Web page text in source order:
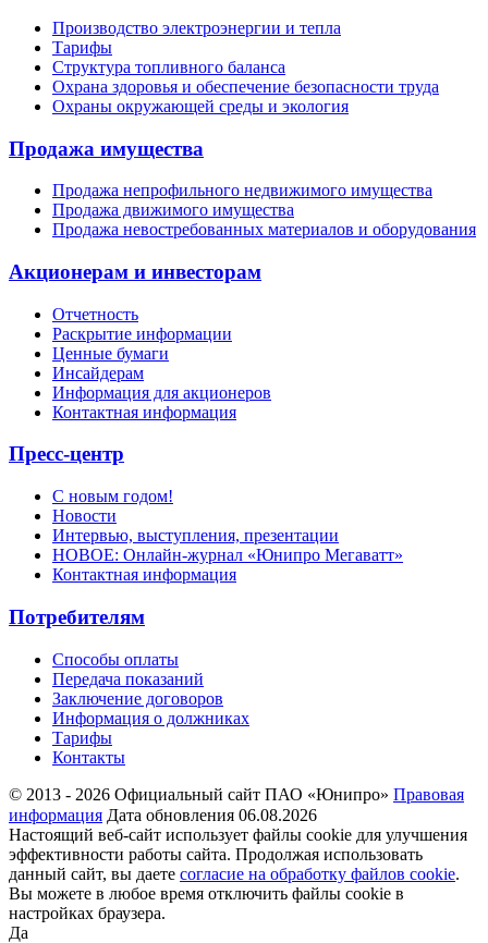
Производство электроэнергии и тепла
Тарифы
Структура топливного баланса
Охрана здоровья и обеспечение безопасности труда
Охраны окружающей среды и экология
Продажа имущества
Продажа непрофильного недвижимого имущества
Продажа движимого имущества
Продажа невостребованных материалов и оборудования
Акционерам и инвесторам
Отчетность
Раскрытие информации
Ценные бумаги
Инсайдерам
Информация для акционеров
Контактная информация
Пресс-центр
С новым годом!
Новости
Интервью, выступления, презентации
НОВОЕ: Онлайн-журнал «Юнипро Мегаватт»
Контактная информация
Потребителям
Способы оплаты
Передача показаний
Заключение договоров
Информация о должниках
Тарифы
Контакты
© 2013 - 2026 Официальный сайт ПАО «Юнипро» Правовая
информация Дата обновления 06.08.2026
Настоящий веб-сайт использует файлы cookie для улучшения
эффективности работы сайта. Продолжая использовать
данный сайт, вы даете согласие на обработку файлов cookie.
Вы можете в любое время отключить файлы cookie в
настройках браузера.
Да